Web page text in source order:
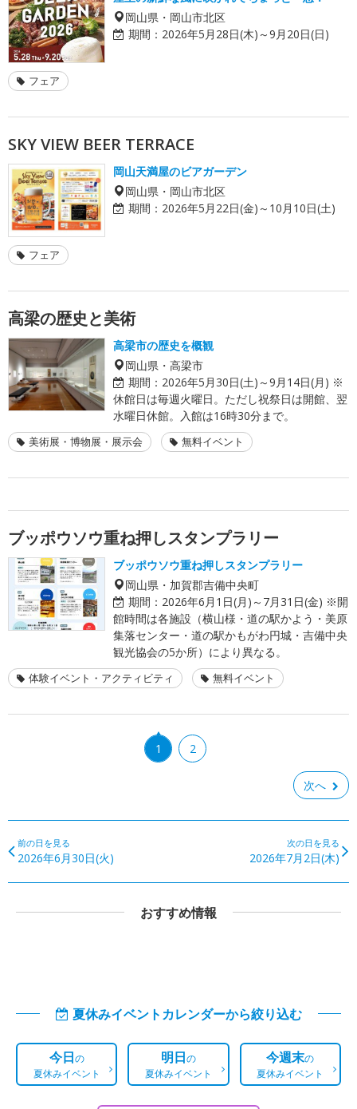
岡山県・岡山市北区
期間： 2026年5月28日(木)～9月20日(日)
フェア
SKY VIEW BEER TERRACE
岡山天満屋のビアガーデン
岡山県・岡山市北区
期間： 2026年5月22日(金)～10月10日(土)
フェア
高梁の歴史と美術
高梁市の歴史を概観
岡山県・高梁市
期間： 2026年5月30日(土)～9月14日(月) ※
休館日は毎週火曜日。ただし祝祭日は開館、翌
水曜日休館。入館は16時30分まで。
美術展・博物展・展示会 無料イベント
ブッポウソウ重ね押しスタンプラリー
ブッポウソウ重ね押しスタンプラリー
岡山県・加賀郡吉備中央町
期間： 2026年6月1日(月)～7月31日(金) ※開
館時間は各施設（横山様・道の駅かよう・美原
集落センター・道の駅かもがわ円城・吉備中央
観光協会の5か所）により異なる。
体験イベント・アクティビティ 無料イベント
1 2
次へ
前の日を見る
2026年6月30日(火)
次の日を見る
2026年7月2日(木)
おすすめ情報
夏休みイベントカレンダーから絞り込む
今日の
夏休みイベント
明日の
夏休みイベント
今週末の
夏休みイベント